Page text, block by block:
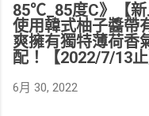
85℃_85度C》【
使用韓式柚子醬帶
爽擁有獨特薄荷香
配！【2022/7/13止
6月 30, 2022